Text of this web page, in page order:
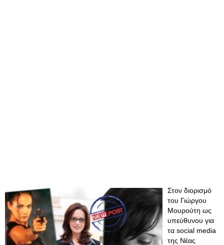
Στον διορισμό
του Γιώργου
Μουρούτη ως
υπεύθυνου για
τα social media
της Νέας